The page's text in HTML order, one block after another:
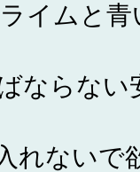
イムと
ならない
れないで